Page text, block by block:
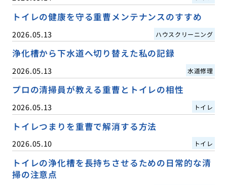
トイレの健康を守る重曹メンテナンスのすすめ
2026.05.13 ハウスクリーニング
浄化槽から下水道へ切り替えた私の記録
2026.05.13 水道修理
プロの清掃員が教える重曹とトイレの相性
2026.05.13 トイレ
トイレつまりを重曹で解消する方法
2026.05.10 トイレ
トイレの浄化槽を長持ちさせるための日常的な清
掃の注意点